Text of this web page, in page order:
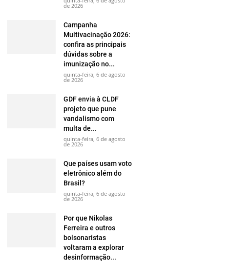
de 2026
Campanha
Multivacinação 2026:
confira as principais
dúvidas sobre a
imunização no...
quinta-feira, 6 de agosto
de 2026
GDF envia à CLDF
projeto que pune
vandalismo com
multa de...
quinta-feira, 6 de agosto
de 2026
Que países usam voto
eletrônico além do
Brasil?
quinta-feira, 6 de agosto
de 2026
Por que Nikolas
Ferreira e outros
bolsonaristas
voltaram a explorar
desinformação...